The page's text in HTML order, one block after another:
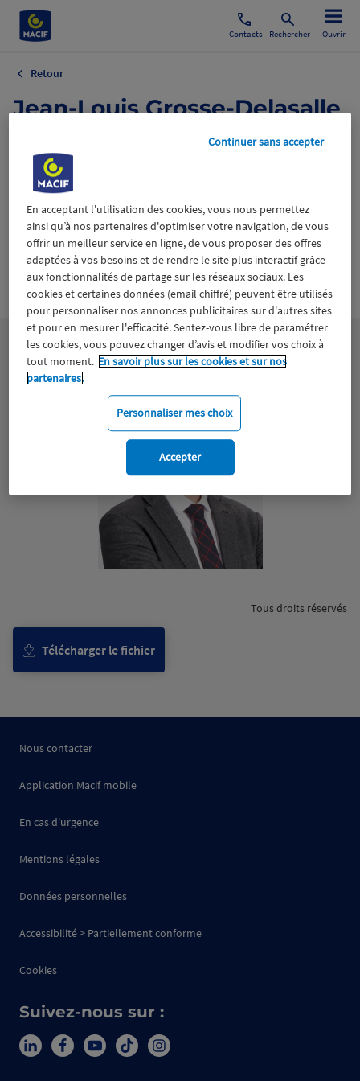
Contacts Rechercher Ouvrir
Retour
Jean-Louis Grosse-Delasalle
(205 × 273px).png
19 juin 2023
Certifié avecWiztrust
trusted
sources
Télécharger le fichier
Tous droits réservés
Nous contacter
Application Macif mobile
En cas d'urgence
Mentions légales
Données personnelles
Accessibilité > Partiellement conforme
Cookies
Suivez-nous sur :
En acceptant l'utilisation des cookies, vous nous permettez
ainsi qu’à nos partenaires d'optimiser votre navigation, de vous
offrir un meilleur service en ligne, de vous proposer des offres
adaptées à vos besoins et de rendre le site plus interactif grâce
aux fonctionnalités de partage sur les réseaux sociaux. Les
cookies et certaines données (email chiffré) peuvent être utilisés
pour personnaliser nos annonces publicitaires sur d'autres sites
et pour en mesurer l'efficacité. Sentez-vous libre de paramétrer
les cookies, vous pouvez changer d’avis et modifier vos choix à
tout moment. En savoir plus sur les cookies et sur nos
partenaires.
Personnaliser mes choix
Continuer sans accepter
Accepter